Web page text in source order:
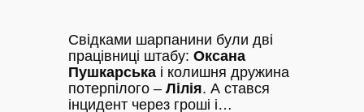
Свідками шарпанини були дві
працівниці штабу: Оксана
Пушкарська і колишня дружина
потерпілого – Лілія. А стався
інцидент через гроші і…